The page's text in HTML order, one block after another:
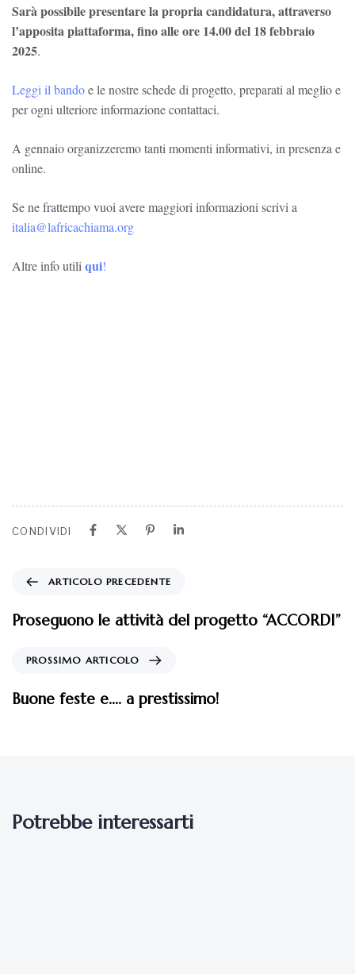
Sarà possibile presentare la propria candidatura, attraverso
l’apposita piattaforma, fino alle ore 14.00 del 18 febbraio
2025.
Leggi il bandoe le nostre schede di progetto, preparati al meglio e
per ogni ulteriore informazione contattaci.
A gennaio organizzeremo tanti momenti informativi, in presenza e
online.
Se ne frattempo vuoi avere maggiori informazioni scrivi a
italia@lafricachiama.org
Altre info utili qui!
CONDIVIDI
ARTICOLO PRECEDENTE
Proseguono le attività del progetto “ACCORDI”
PROSSIMO ARTICOLO
Buone feste e…. a prestissimo!
Potrebbe interessarti